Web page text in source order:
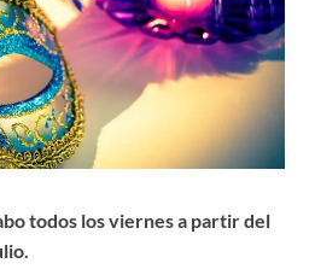
todos los viernes a partir del